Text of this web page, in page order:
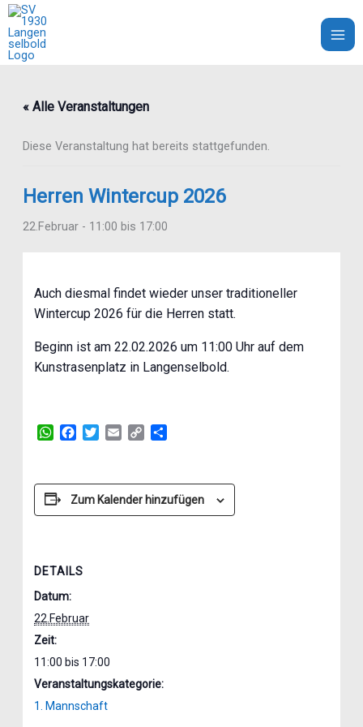
Zum
Inhalt
springen
« Alle Veranstaltungen
Diese Veranstaltung hat bereits stattgefunden.
Herren Wintercup 2026
22.Februar - 11:00 bis 17:00
Auch diesmal findet wieder unser traditioneller
Wintercup 2026 für die Herren statt.
Beginn ist am 22.02.2026 um 11:00 Uhr auf dem
Kunstrasenplatz in Langenselbold.
WhatsApp
Facebook
TwitterEmail Copy
Zum Kalender hinzufügen
DETAILS
Datum:
22.Februar
Zeit:
11:00 bis 17:00
Veranstaltungskategorie:
1. Mannschaft